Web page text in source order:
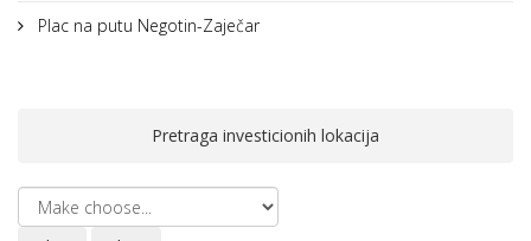
Plac na putu Negotin-Zaječar
Pretraga investicionih lokacija